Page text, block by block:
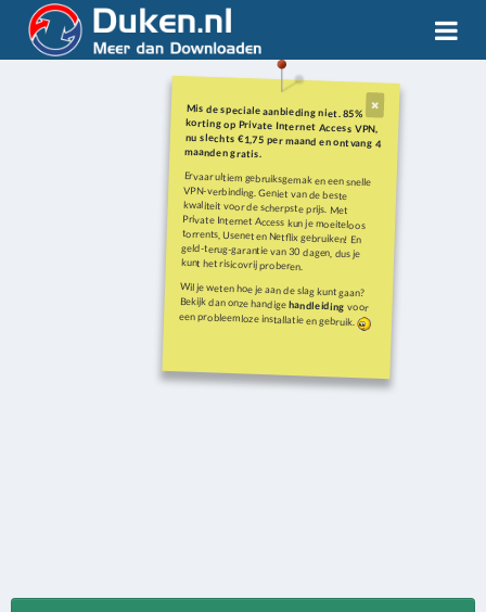
Mis de speciale aanbieding niet. 85%
korting op Private Internet Access VPN,
nu slechts €1,75 per maand en ontvang 4
maanden gratis.
Ervaar ultiem gebruiksgemak en een snelle
VPN-verbinding. Geniet van de beste
kwaliteit voor de scherpste prijs. Met
Private Internet Access kun je moeiteloos
torrents, Usenet en Netflix gebruiken! En
geld-terug-garantie van 30 dagen, dus je
kunt het risicovrij proberen.
Wil je weten hoe je aan de slag kunt gaan?
Bekijk dan onze handigehandleiding voor
een probleemloze installatie en gebruik.